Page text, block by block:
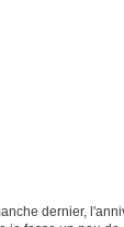
dernier,